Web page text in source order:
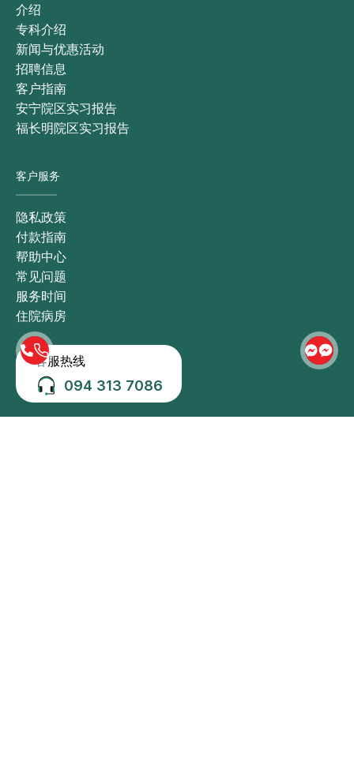
介绍
专科介绍
新闻与优惠活动
招聘信息
客户指南
安宁院区实习报告
福长明院区实习报告
客户服务
隐私政策
付款指南
帮助中心
常见问题
服务时间
住院病房
客服热线
094 313 7086